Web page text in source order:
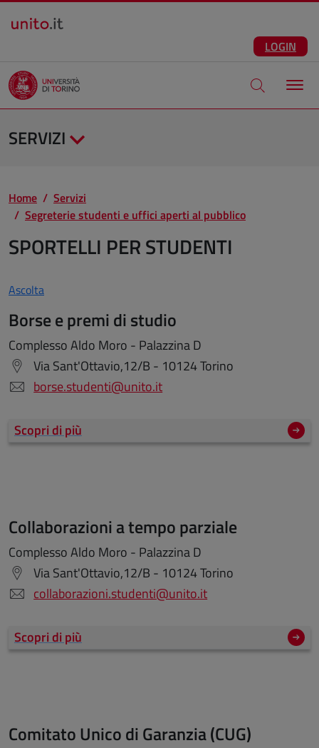
Salta al contenuto principale
LOGIN
Apri modale
SERVIZI
Home
Servizi
Segreterie studenti e uffici aperti al pubblico
SPORTELLI PER STUDENTI
Ascolta
Borse e premi di studio
Complesso Aldo Moro - Palazzina D
Via Sant'Ottavio,12/B - 10124 Torino
borse.studenti@unito.it
Scopri di più
Collaborazioni a tempo parziale
Complesso Aldo Moro - Palazzina D
Via Sant'Ottavio,12/B - 10124 Torino
collaborazioni.studenti@unito.it
Scopri di più
Comitato Unico di Garanzia (CUG)